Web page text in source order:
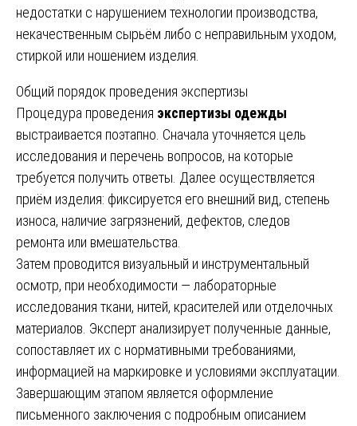
недостатки с нарушением технологии производства,
некачественным сырьём либо с неправильным уходом,
стиркой или ношением изделия.
Общий порядок проведения экспертизы
Процедура проведения экспертизы одежды
выстраивается поэтапно. Сначала уточняется цель
исследования и перечень вопросов, на которые
требуется получить ответы. Далее осуществляется
приём изделия: фиксируется его внешний вид, степень
износа, наличие загрязнений, дефектов, следов
ремонта или вмешательства.
Затем проводится визуальный и инструментальный
осмотр, при необходимости — лабораторные
исследования ткани, нитей, красителей или отделочных
материалов. Эксперт анализирует полученные данные,
сопоставляет их с нормативными требованиями,
информацией на маркировке и условиями эксплуатации.
Завершающим этапом является оформление
письменного заключения с подробным описанием